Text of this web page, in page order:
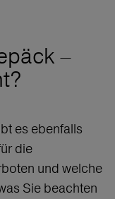
–
es ebenfalls
die
und welche
Sie beachten